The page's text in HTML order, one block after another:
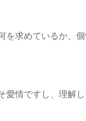
を求めているか、
愛情ですし、理解